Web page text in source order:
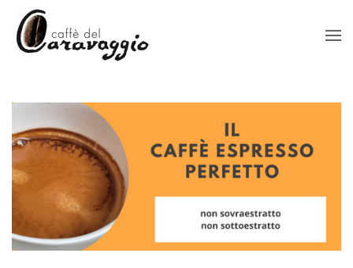
Skip to main content